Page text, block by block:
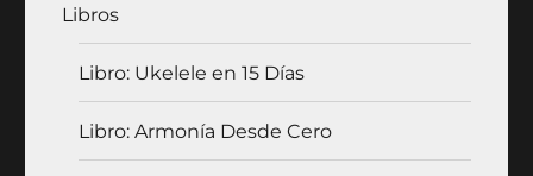
Libros
Libro: Ukelele en 15 Días
Libro: Armonía Desde Cero